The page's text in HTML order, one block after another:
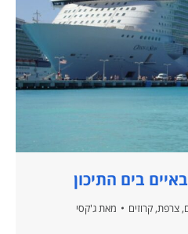
בים התיכון
, צרפת, קרוזים מאת ג'קסי